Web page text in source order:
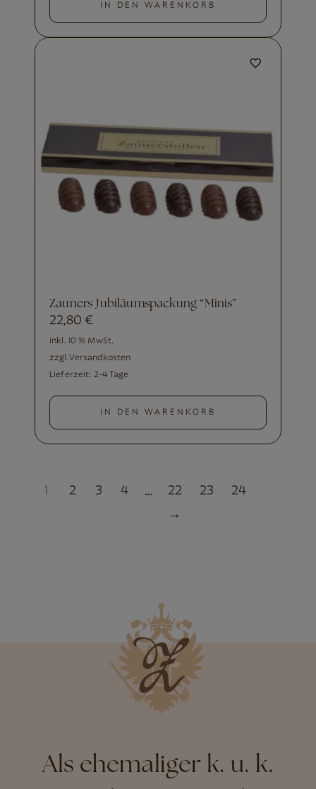
IN DEN WARENKORB
Zauners Jubiläumspackung “Minis”
22,80€
inkl. 10 % MwSt.
zzgl.Versandkosten
Lieferzeit: 2-4 Tage
IN DEN WARENKORB
1 2 3 4 … 22 23
24
→
Als ehemaliger k. u. k.